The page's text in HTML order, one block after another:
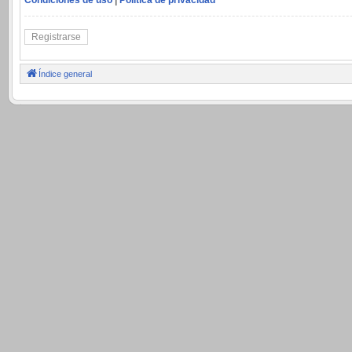
Registrarse
Índice general
.